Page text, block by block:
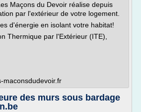
Maçons du Devoir réalise depuis
par l'extérieur de votre logement.
d'énergie en isolant votre habitat!
Thermique par l'Extérieur (ITE),
maconsdudevoir.fr
des murs sous bardage